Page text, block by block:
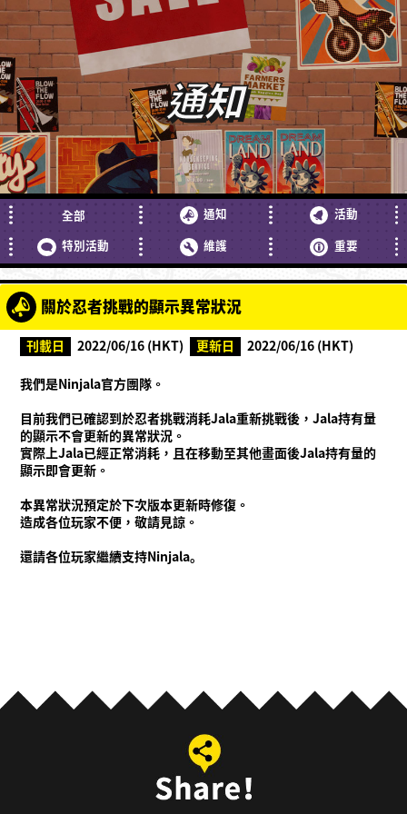
什麼是Ninjala？
通知
影片
商品資訊
通知
全部 通知
活動
特別活動
維護 重要
關於忍者挑戰的顯示異常狀況
刊載日 2022/06/16 (HKT) 更新日 2022/06/16 (HKT)
我們是Ninjala官方團隊。
目前我們已確認到於忍者挑戰消耗Jala重新挑戰後，Jala持有量
的顯示不會更新的異常狀況。
實際上Jala已經正常消耗，且在移動至其他畫面後Jala持有量的
顯示即會更新。
本異常狀況預定於下次版本更新時修復。
造成各位玩家不便，敬請見諒。
還請各位玩家繼續支持Ninjala。